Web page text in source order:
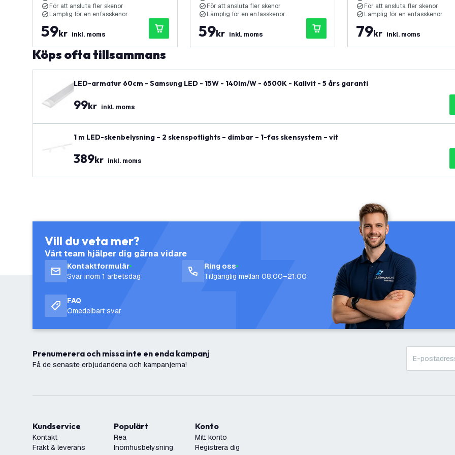
För att ansluta fler skenor
Lämplig för en enfasskenor
59kr inkl. moms
För att ansluta fler skenor
Lämplig för en enfasskenor
59kr inkl. moms
För att ansluta fler skenor
Lämplig för en enfasskenor
79kr inkl. moms
Köps ofta tillsammans
LED-armatur 60cm - Samsung LED - 15W - 140lm/W - 6500K - Kallvit - 5 års garanti
99kr inkl. moms
1 m LED-skenbelysning – 2 skenspotlights – dimbar – 1-fas skensystem – vit
389kr inkl. moms
Vill du veta mer?
Vårt team hjälper dig gärna vidare
Kontaktformulär
Svar inom 1 arbetsdag
Ring oss
Tillgänglig mellan 08:00–21:00
FAQ
Omedelbart svar
Prenumerera och missa inte en enda kampanj
Få de senaste erbjudandena och kampanjerna!
Kundservice
Kontakt
Frakt & leverans
Populärt
Rea
Inomhusbelysning
Konto
Mitt konto
Registrera dig